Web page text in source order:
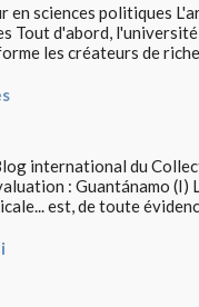
en sciences politiques
Tout d'abord,
les créateurs de
international du
: Guantánamo (I)
est, de toute